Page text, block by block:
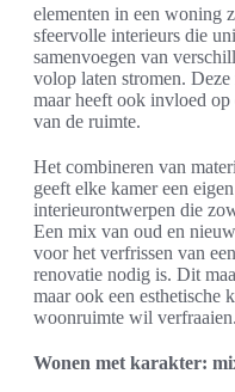
elementen in een woning
sfeervolle interieurs die
samenvoegen van
volop laten stromen.
maar heeft ook invloed
van de ruimte.
Het combineren van
geeft elke kamer een
interieurontwerpen die
Een mix van oud en
voor het verfrissen van
renovatie nodig is. Dit
maar ook een esthetische
woonruimte wil verfraaien.
Wonen met karakter: